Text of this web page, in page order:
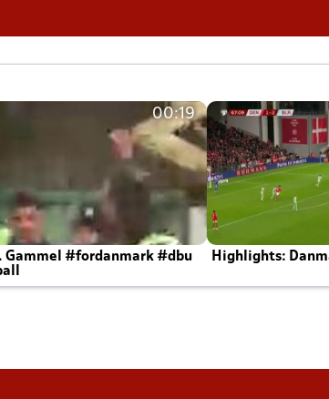
00:19
Gammel #fordanmark #dbu
Highlights: